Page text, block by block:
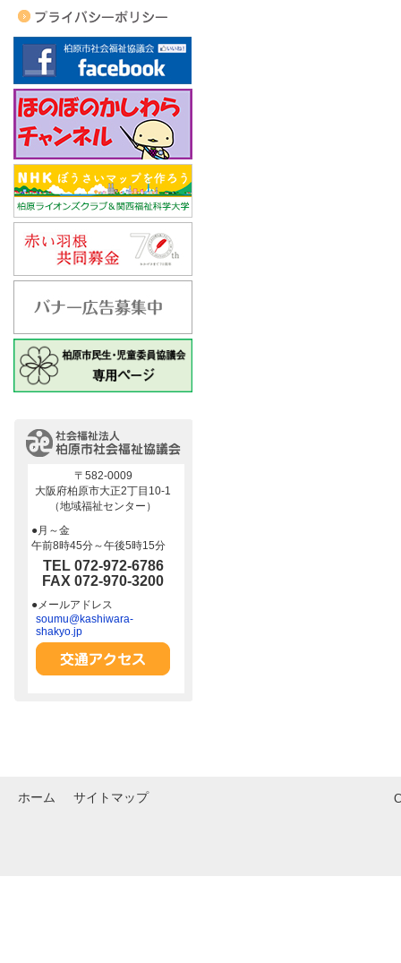
〒582-0009
大阪府柏原市大正2丁目10-1
（地域福祉センター）
●月～金
午前8時45分～午後5時15分
TEL 072-972-6786
FAX 072-970-3200
●メールアドレス
soumu@kashiwara-
shakyo.jp
ホーム サイトマップ